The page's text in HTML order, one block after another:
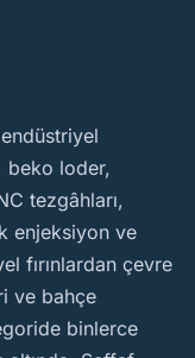
beko loder,
tezgâhları,
enjeksiyon ve
fırınlardan çevre
ve bahçe
binlerce